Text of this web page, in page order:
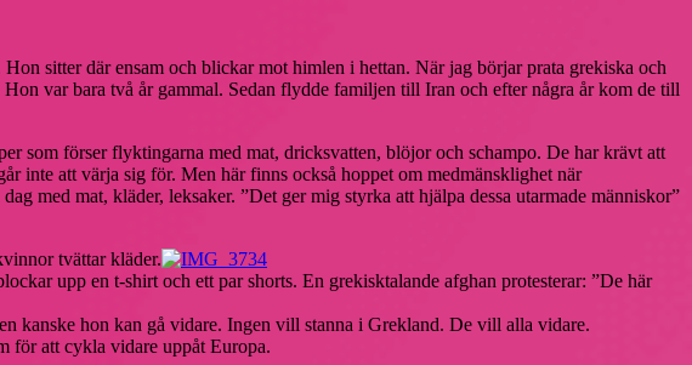
sitter där ensam och blickar mot himlen i hettan. När jag börjar prata grekiska och
var bara två år gammal. Sedan flydde familjen till Iran och efter några år kom de till
som förser flyktingarna med mat, dricksvatten, blöjor och schampo. De har krävt att
inte att värja sig för. Men här finns också hoppet om medmänsklighet när
med mat, kläder, leksaker. ”Det ger mig styrka att hjälpa dessa utarmade människor”
tvättar kläder.
upp en t-shirt och ett par shorts. En grekisktalande afghan protesterar: ”De här
kanske hon kan gå vidare. Ingen vill stanna i Grekland. De vill alla vidare.
för att cykla vidare uppåt Europa.